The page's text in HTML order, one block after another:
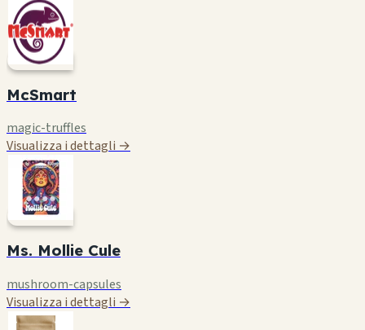
McSmart
magic-truffles
Visualizza i dettagli →
Ms. Mollie Cule
mushroom-capsules
Visualizza i dettagli →